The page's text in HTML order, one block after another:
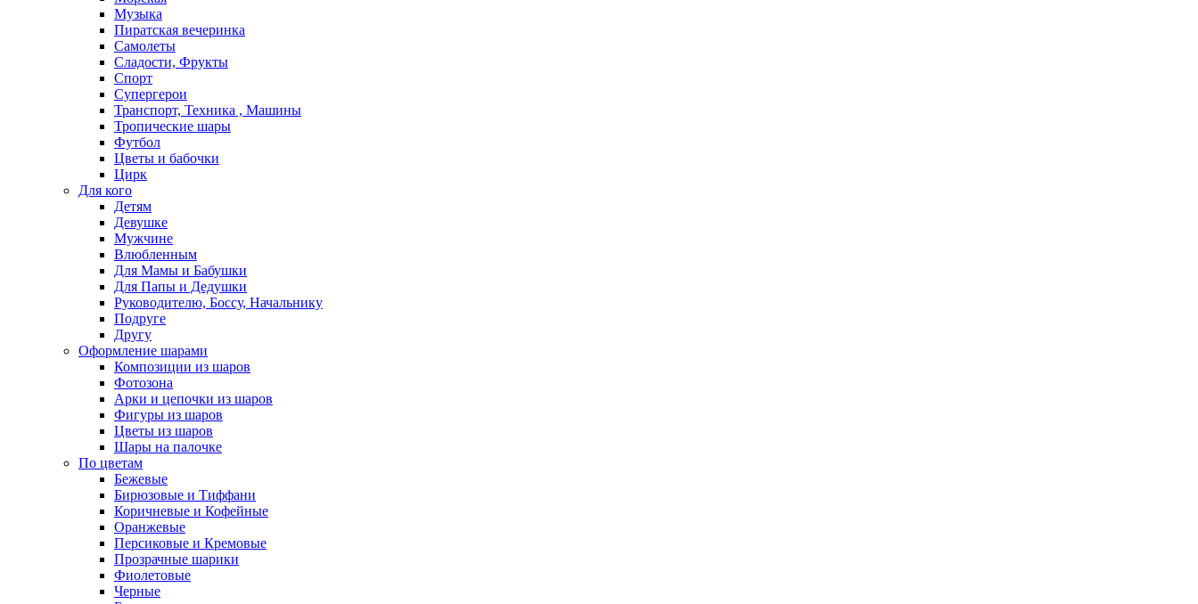
Музыка
Пиратская вечеринка
Самолеты
Сладости, Фрукты
Спорт
Супергерои
Транспорт, Техника , Машины
Тропические шары
Футбол
Цветы и бабочки
Цирк
Для кого
Детям
Девушке
Мужчине
Влюбленным
Для Мамы и Бабушки
Для Папы и Дедушки
Руководителю, Боссу, Начальнику
Подруге
Другу
Оформление шарами
Композиции из шаров
Фотозона
Арки и цепочки из шаров
Фигуры из шаров
Цветы из шаров
Шары на палочке
По цветам
Бежевые
Бирюзовые и Тиффани
Коричневые и Кофейные
Оранжевые
Персиковые и Кремовые
Прозрачные шарики
Фиолетовые
Черные